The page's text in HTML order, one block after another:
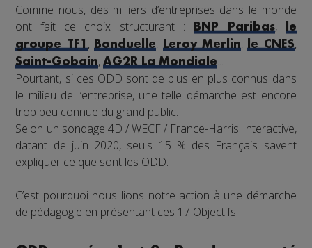
Comme nous, des milliers d’entreprises dans le monde
ont fait ce choix structurant :
BNP Paribas,
le
groupe TF1 , Bonduelle, Leroy Merlin, le CNES,
Saint-Gobain,AG2R La Mondiale...
Pourtant, si ces ODD sont de plus en plus connus dans
le milieu de l’entreprise, une telle démarche est encore
trop peu connue du grand public.
Selon un sondage 4D / WECF / France-Harris Interactive,
datant de juin 2020, seuls 15 % des Français savent
expliquer ce que sont les ODD.
C’est pourquoi nous lions notre action à une démarche
de pédagogie en présentant ces 17 Objectifs.